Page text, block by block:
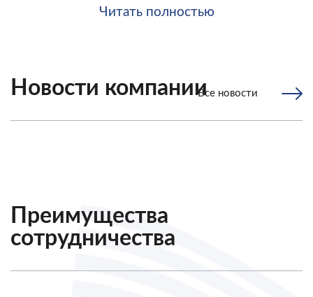
Читать полностью
Новости компанииВсе новости
Преимущества
сотрудничества